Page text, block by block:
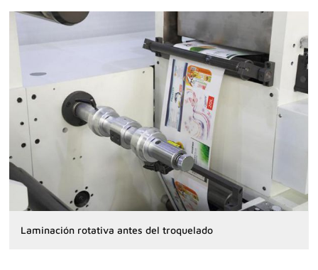
Laminación rotativa antes del troquelado